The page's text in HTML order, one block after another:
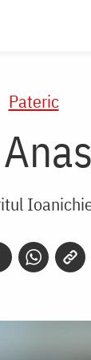
Pateric